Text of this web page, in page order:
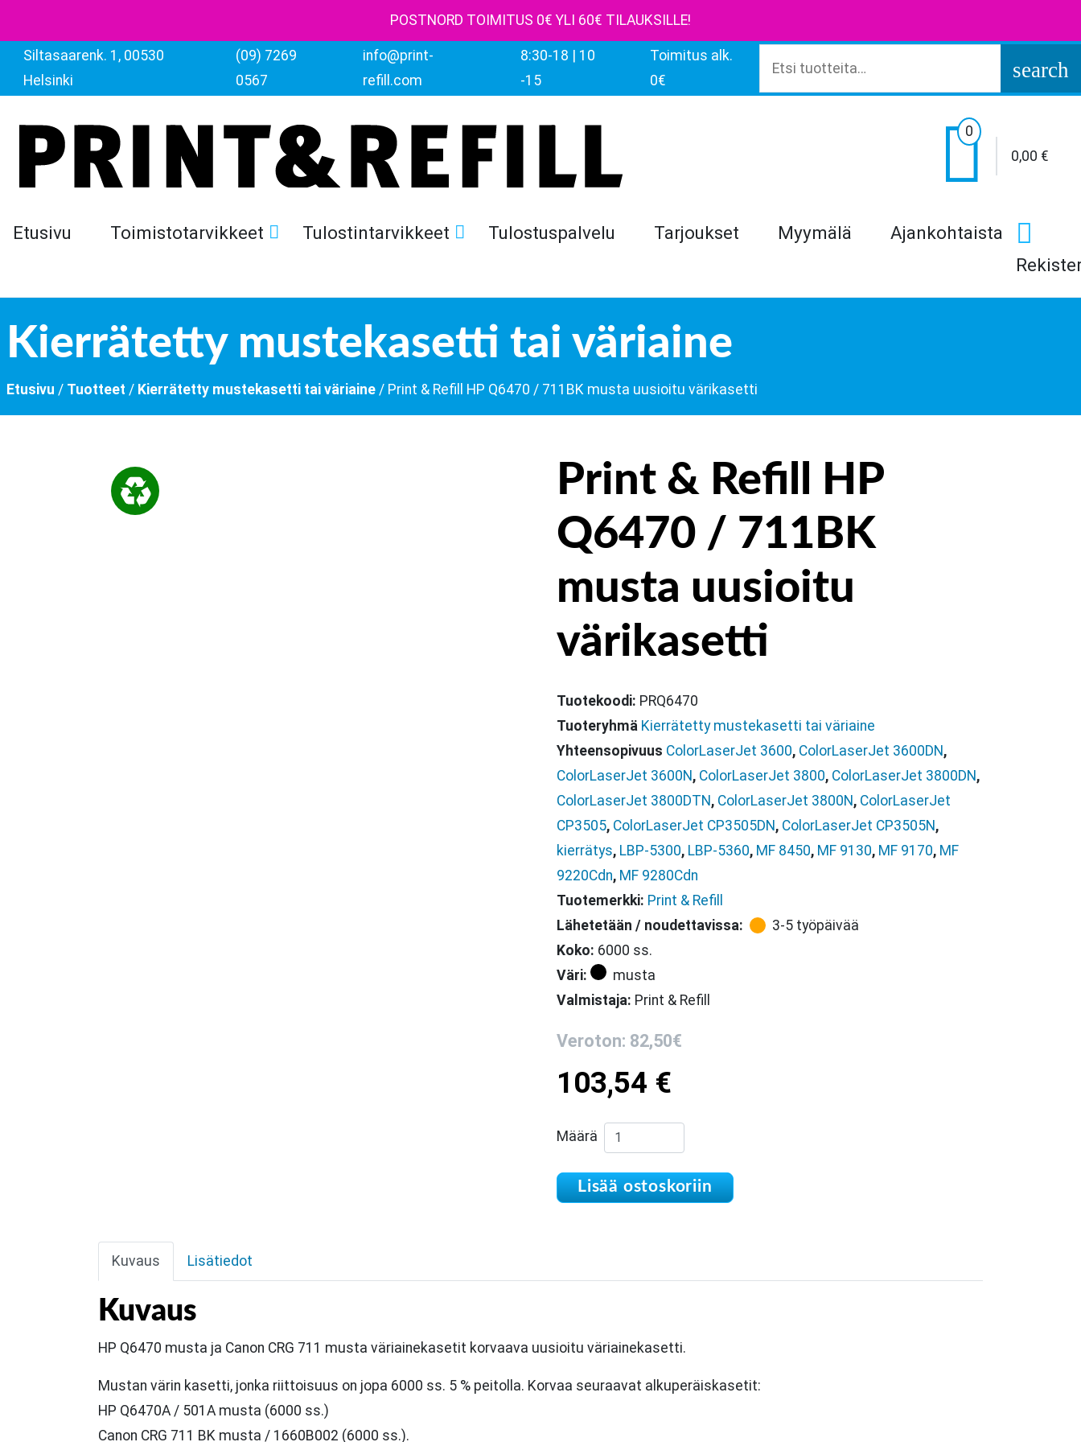
POSTNORD TOIMITUS 0€ YLI 60€ TILAUKSILLE!
Siltasaarenk. 1, 00530
Helsinki
(09) 7269
0567
info@print-
refill.com
8:30-18 | 10
-15
Toimitus alk.
0€
search

0
0,00 €
Etusivu Toimistotarvikkeet Tulostintarvikkeet Tulostuspalvelu Tarjoukset Myymälä
Ajankohtaista
Kierrätetty mustekasetti tai väriaine
Etusivu / Tuotteet / Kierrätetty mustekasetti tai väriaine / Print & Refill HP Q6470 / 711BK musta uusioitu värikasetti
Print & Refill HP
Q6470 / 711BK
musta uusioitu
värikasetti
Tuotekoodi: PRQ6470
Tuoteryhmä Kierrätetty mustekasetti tai väriaine
Yhteensopivuus ColorLaserJet 3600, ColorLaserJet 3600DN,
ColorLaserJet 3600N, ColorLaserJet 3800, ColorLaserJet 3800DN,
ColorLaserJet 3800DTN, ColorLaserJet 3800N, ColorLaserJet
CP3505, ColorLaserJet CP3505DN, ColorLaserJet CP3505N,
kierrätys, LBP-5300, LBP-5360, MF 8450, MF 9130, MF 9170, MF
9220Cdn, MF 9280Cdn
Tuotemerkki: Print & Refill
Lähetetään / noudettavissa:
3-5 työpäivää
Koko: 6000 ss.
Väri:
musta
Valmistaja: Print & Refill
Veroton: 82,50€
103,54 €
Määrä Print & Refill HP Q6470 / 711BK musta uusioitu värikasetti määrä
Lisää ostoskoriin
Kuvaus Lisätiedot
Kuvaus
HP Q6470 musta ja Canon CRG 711 musta väriainekasetit korvaava uusioitu väriainekasetti.
Mustan värin kasetti, jonka riittoisuus on jopa 6000 ss. 5 % peitolla. Korvaa seuraavat alkuperäiskasetit:
HP Q6470A / 501A musta (6000 ss.)
Canon CRG 711 BK musta / 1660B002 (6000 ss.).